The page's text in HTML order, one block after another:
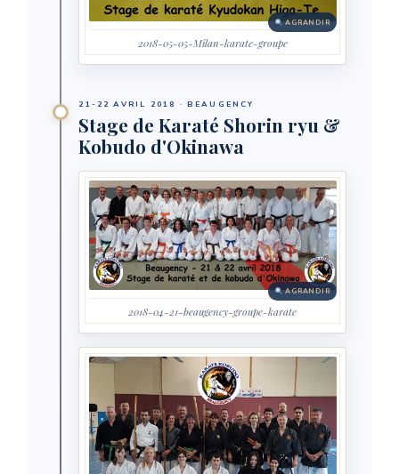
AGRANDIR
2018-05-05-Milan-karate-groupe
21-22 AVRIL 2018 · BEAUGENCY
Stage de Karaté Shorin ryu &
Kobudo d'Okinawa
AGRANDIR
2018-04-21-beaugency-groupe-karate